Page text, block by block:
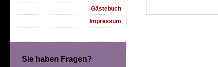
Gästebuch
Impressum
Sie haben Fragen?